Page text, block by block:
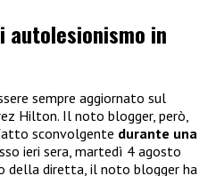
autolesionismo in
sempre aggiornato sul
Hilton. Il noto blogger, però,
sconvolgente durante una
ieri sera, martedì 4 agosto
della diretta, il noto blogger ha